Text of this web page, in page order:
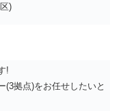
)
!
拠点)をお任せしたいと